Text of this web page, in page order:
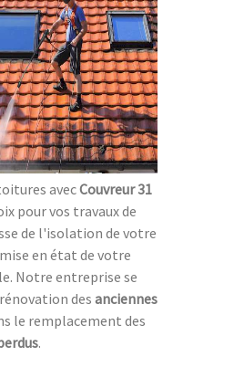
avecCouvreur 31
pour vos travaux de
de l'isolation de votre
en état de votre
Notre entreprise se
des anciennes
le remplacement des
.